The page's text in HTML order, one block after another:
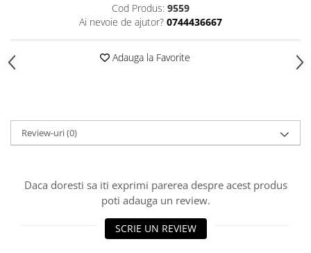
Cod Produs: 9559
Ai nevoie de ajutor? 0744436667
Adauga la Favorite
Review-uri(0)
Daca doresti sa iti exprimi parerea despre acest produs
poti adauga un review.
SCRIE UN REVIEW